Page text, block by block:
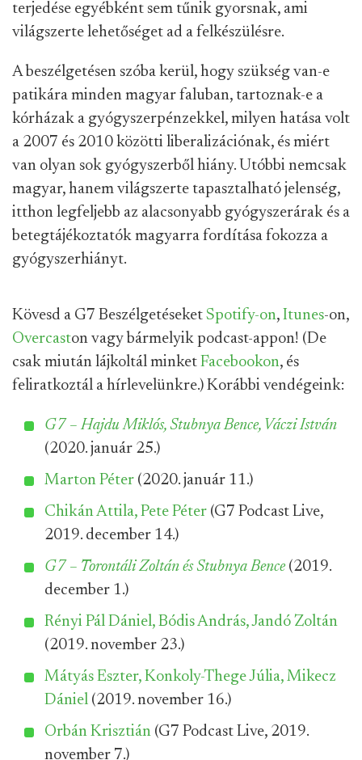
terjedése egyébként sem tűnik gyorsnak, ami
világszerte lehetőséget ad a felkészülésre.
A beszélgetésen szóba kerül, hogy szükség van-e
patikára minden magyar faluban, tartoznak-e a
kórházak a gyógyszerpénzekkel, milyen hatása volt
a 2007 és 2010 közötti liberalizációnak, és miért
van olyan sok gyógyszerből hiány. Utóbbi nemcsak
magyar, hanem világszerte tapasztalható jelenség,
itthon legfeljebb az alacsonyabb gyógyszerárak és a
betegtájékoztatók magyarra fordítása fokozza a
gyógyszerhiányt.
Kövesd a G7 Beszélgetéseket Spotify-on, Itunes-on,
Overcaston vagy bármelyik podcast-appon! (De
csak miután lájkoltál minket Facebookon, és
feliratkoztál a hírlevelünkre.) Korábbi vendégeink:
G7 – Hajdu Miklós, Stubnya Bence, Váczi István
(2020. január 25.)
Marton Péter (2020. január 11.)
Chikán Attila, Pete Péter (G7 Podcast Live,
2019. december 14.)
G7 – Torontáli Zoltán és Stubnya Bence (2019.
december 1.)
Rényi Pál Dániel, Bódis András, Jandó Zoltán
(2019. november 23.)
Mátyás Eszter, Konkoly-Thege Júlia, Mikecz
Dániel (2019. november 16.)
Orbán Krisztián (G7 Podcast Live, 2019.
november 7.)